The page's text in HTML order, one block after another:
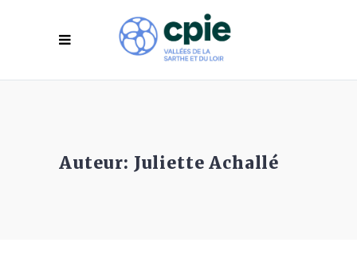
Auteur: Juliette Achallé